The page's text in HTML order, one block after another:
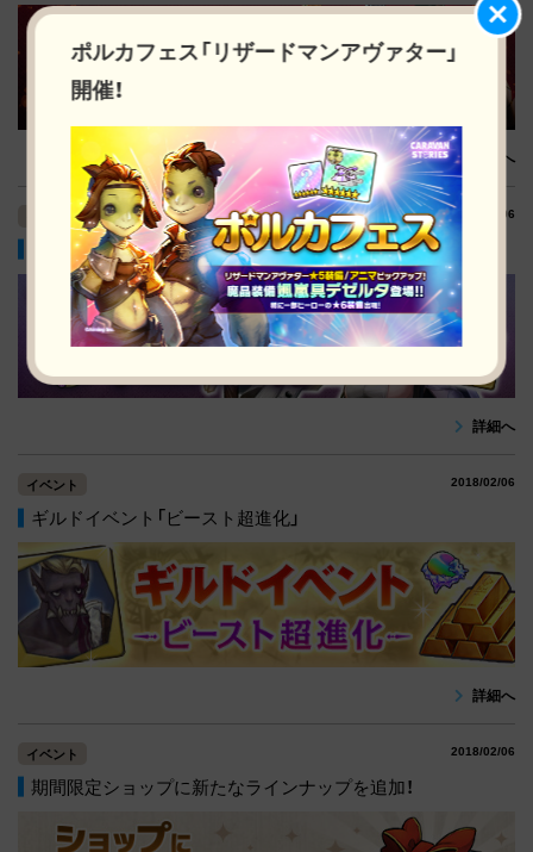
詳細へ
イベント 2018/02/06
新ヒーロー「ヴェロニカ」先行登場！ピックアップガチャ！
詳細へ
イベント 2018/02/06
ギルドイベント「ビースト超進化」
詳細へ
イベント 2018/02/06
期間限定ショップに新たなラインナップを追加！
ポルカフェス「リザードマンアヴァター」
開催！